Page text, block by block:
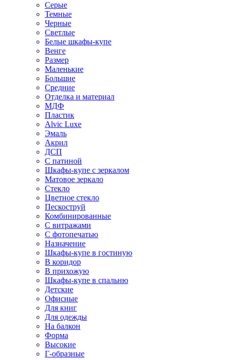
Серые
Темные
Черные
Светлые
Белые шкафы-купе
Венге
Размер
Маленькие
Большие
Средние
Отделка и материал
МДФ
Пластик
Alvic Luxe
Эмаль
Акрил
ДСП
С патиной
Шкафы-купе с зеркалом
Матовое зеркало
Стекло
Цветное стекло
Пескоструй
Комбинированные
С витражами
С фотопечатью
Назначение
Шкафы-купе в гостиную
В коридор
В прихожую
Шкафы-купе в спальню
Детские
Офисные
Для книг
Для одежды
На балкон
Форма
Высокие
Г-образные